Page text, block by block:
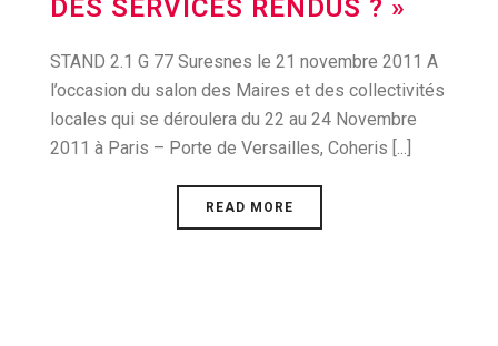
DES SERVICES RENDUS ? »
STAND 2.1 G 77 Suresnes le 21 novembre 2011 A
l’occasion du salon des Maires et des collectivités
locales qui se déroulera du 22 au 24 Novembre
2011 à Paris – Porte de Versailles, Coheris [...]
READ MORE